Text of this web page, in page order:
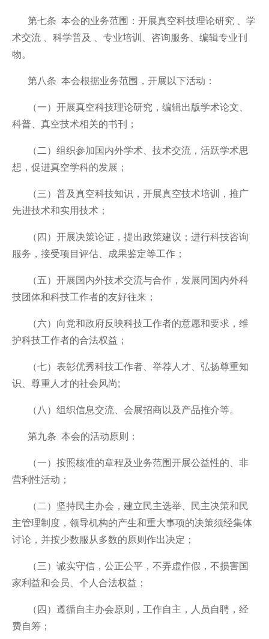
第七条 本会的业务范围：开展真空科技理论研究 、学
术交流 、科学普及 、专业培训、咨询服务、编辑专业刊
物。
第八条 本会根据业务范围，开展以下活动：
（一）开展真空科技理论研究，编辑出版学术论文、
科普、真空技术相关的书刊；
（二）组织参加国内外学术、技术交流，活跃学术思
想，促进真空学科的发展；
（三）普及真空科技知识，开展真空技术培训，推广
先进技术和实用技术；
（四）开展决策论证，提出政策建议；进行科技咨询
服务，接受项目评估、成果鉴定等工作；
（五）开展国内外技术交流与合作，发展同国内外科
技团体和科技工作者的友好往来；
（六）向党和政府反映科技工作者的意愿和要求，维
护科技工作者的合法权益；
（七）表彰优秀科技工作者、举荐人才、弘扬尊重知
识、尊重人才的社会风尚;
（八）组织信息交流、会展招商以及产品推介等。
第九条 本会的活动原则：
（一）按照核准的章程及业务范围开展公益性的、非
营利性活动；
（二）坚持民主办会，建立民主选举、民主决策和民
主管理制度，领导机构的产生和重大事项的决策须经集体
讨论，并按少数服从多数的原则作出决定；
（三）诚实守信，公正公平，不弄虚作假，不损害国
家利益和会员、个人合法权益；
（四）遵循自主办会原则，工作自主，人员自聘，经
费自筹；